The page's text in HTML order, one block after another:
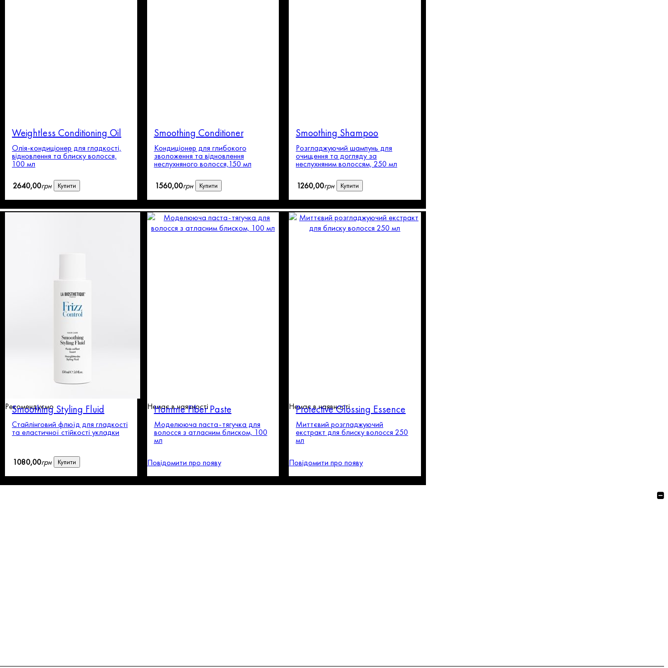
Weightless Conditioning Oil
Олія-кондиціонер для гладкості,
відновлення та блиску волосся,
100 мл
2640,00грн Купити
Smoothing Conditioner
Кондиціонер для глибокого
зволоження та відновлення
неслухняного волосся,150 мл
1560,00грн Купити
Smoothing Shampoo
Розгладжуючий шампунь для
очищення та догляду за
неслухняним волоссям, 250 мл
1260,00грн Купити
Рекомендуємо
Smoothing Styling Fluid
Стайлінговий флюїд для гладкості
та еластичної стійкості укладки
1080,00грн Купити
Немає в наявності
Homme Fiber Paste
Моделююча паста-тягучка для
волосся з атласним блиском, 100
мл
Повідомити про появу
Немає в наявності
Protective Glossing Essence
Миттєвий розгладжуючий
екстракт для блиску волосся 250
мл
Повідомити про появу